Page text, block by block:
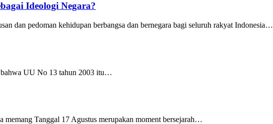
Ideologi Negara?
dan pedoman kehidupan berbangsa dan bernegara bagi seluruh rakyat Indonesia…
bahwa UU No 13 tahun 2003 itu…
Tanggal 17 Agustus merupakan moment bersejarah…